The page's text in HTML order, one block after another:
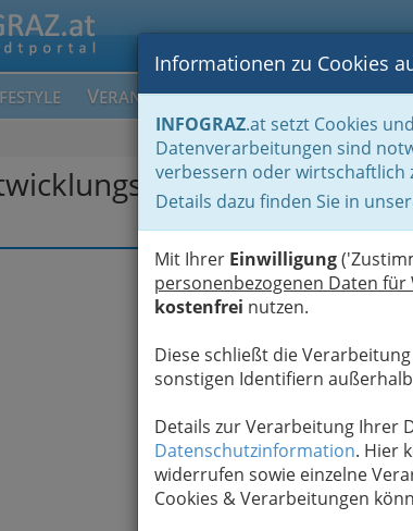
VERANSTALTUNGEN BLOGS FOTOS
Informationen zu Cookies
INFOGRAZ.at setzt Cookies
Datenverarbeitungen sind
verbessern oder wirtschaftlich
Details dazu finden Sie in
Mit Ihrer Einwilligung
personenbezogenen Daten für
kostenfrei nutzen.
Diese schließt die
sonstigen Identifiern außerhalb
Details zur Verarbeitung Ihrer
Datenschutzinformation. Hier
widerrufen sowie einzelne
Cookies & Verarbeitungen
Fahrrad